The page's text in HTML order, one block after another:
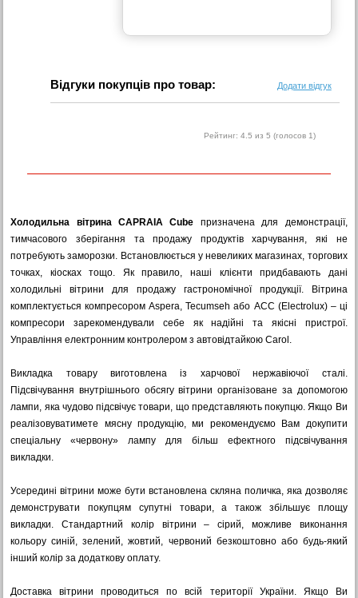
Відгуки покупців про товар: Додати відгук
Рейтинг: 4.5 из 5 (голосов 1)
Холодильна вітрина CAPRAIA Cube призначена для демонстрації,
тимчасового зберігання та продажу продуктів харчування, які не
потребують заморозки. Встановлюється у невеликих магазинах, торгових
точках, кіосках тощо. Як правило, наші клієнти придбавають дані
холодильні вітрини для продажу гастрономічної продукції. Вітрина
комплектується компресором Aspera, Tecumseh або ACC (Electrolux) – ці
компресори зарекомендували себе як надійні та якісні пристрої.
Управління електронним контролером з автовідтайкою Carol.
Викладка товару виготовлена ​​із харчової нержавіючої сталі.
Підсвічування внутрішнього обсягу вітрини організоване за допомогою
лампи, яка чудово підсвічує товари, що представляють покупцю. Якщо Ви
реалізовуватимете мясну продукцію, ми рекомендуємо Вам докупити
спеціальну «червону» лампу для більш ефектного підсвічування
викладки.
Усередині вітрини може бути встановлена ​​скляна поличка, яка дозволяє
демонструвати покупцям супутні товари, а також збільшує площу
викладки. Стандартний колір вітрини – сірий, можливе виконання
кольору синій, зелений, жовтий, червоний безкоштовно або будь-який
інший колір за додаткову оплату.
Доставка вітрини проводиться по всій території України. Якщо Ви